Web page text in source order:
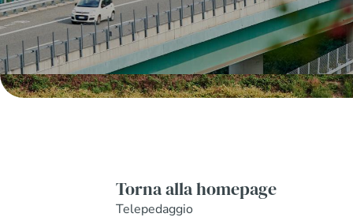
Torna alla homepage
Telepedaggio